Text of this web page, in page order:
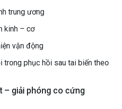
trung ương
kinh – cơ
vận động
phục hồi sau tai biến theo
– giải phóng co cứng